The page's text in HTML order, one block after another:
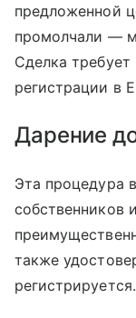
предложенной
промолчали —
Сделка требует
регистрации в
Дарение
Эта процедура
собственников
также
регистрируется.